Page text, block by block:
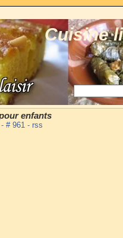
Cuisine
enfants
- # 961 - rss